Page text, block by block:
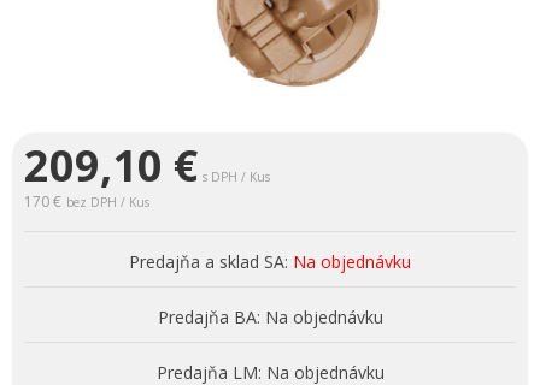
209,10 € s DPH / Kus
170 € bez DPH / Kus
Predajňa a sklad SA: Na objednávku
Predajňa BA: Na objednávku
Predajňa LM: Na objednávku